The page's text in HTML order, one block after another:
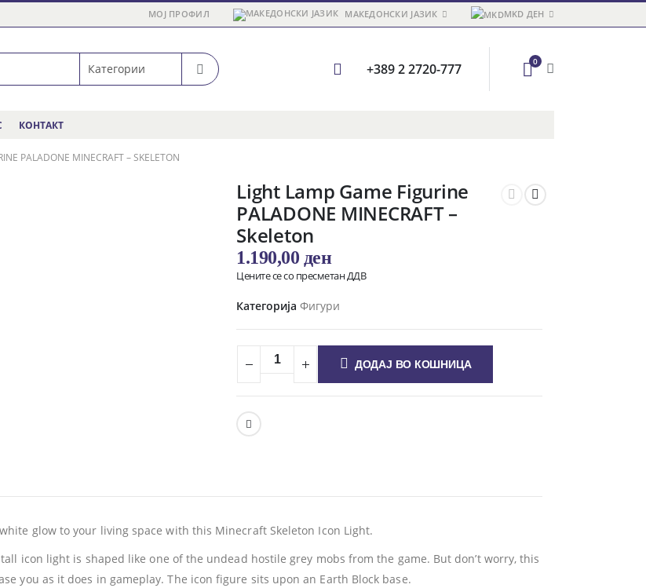
МОЈ ПРОФИЛ МАКЕДОНСКИ ЈАЗИК MKD ДЕН
+389 2 2720-777 0
КОНТАКТ
PALADONE MINECRAFT – SKELETON
Light Lamp Game Figurine
PALADONE MINECRAFT –
Skeleton
1.190,00 ден
Цените се со пресметан ДДВ
Категорија Фигури
ДОДАЈ ВО КОШНИЦА
glow to your living space with this Minecraft Skeleton Icon Light.
tall icon light is shaped like one of the undead hostile grey mobs from the game. But don’t worry, this
you as it does in gameplay. The icon figure sits upon an Earth Block base.